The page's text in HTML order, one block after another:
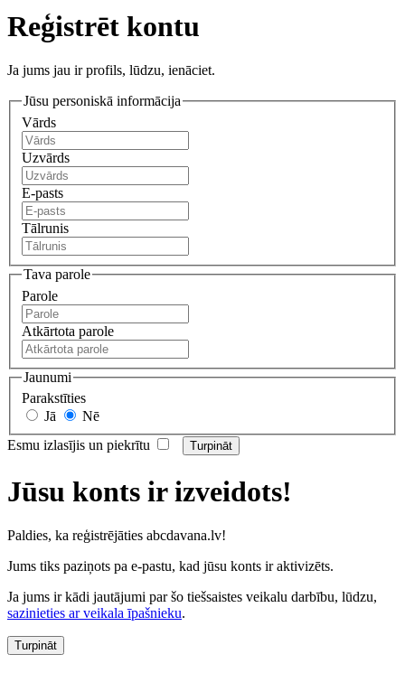
Reģistrēt kontu
Ja jums jau ir profils, lūdzu, ienāciet.
Jūsu personiskā informācija
Vārds
Uzvārds
E-pasts
Tālrunis
Tava parole
Parole
Atkārtota parole
Jaunumi
Parakstīties
Jā
Nē
Esmu izlasījis un piekrītu
Jūsu konts ir izveidots!
Paldies, ka reģistrējāties abcdavana.lv!
Jums tiks paziņots pa e-pastu, kad jūsu konts ir aktivizēts.
Ja jums ir kādi jautājumi par šo tiešsaistes veikalu darbību, lūdzu,
sazinieties ar veikala īpašnieku.
Turpināt